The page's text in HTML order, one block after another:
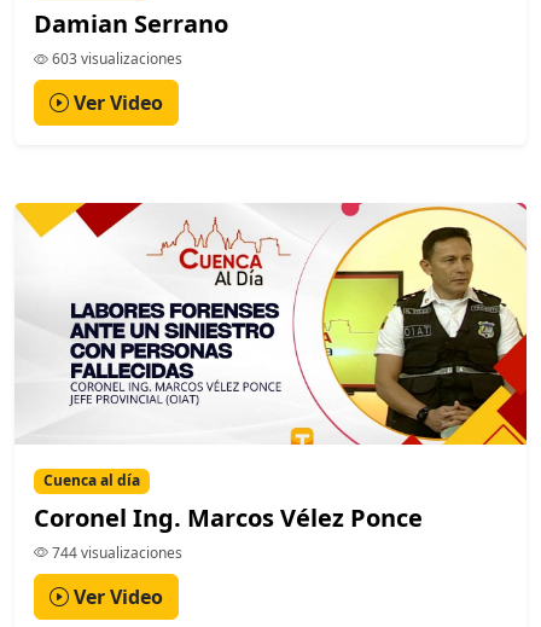
Damian Serrano
603 visualizaciones
Ver Video
Cuenca al día
Coronel Ing. Marcos Vélez Ponce
744 visualizaciones
Ver Video